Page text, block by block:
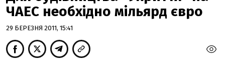
ЧАЕС необхідно мільярд євро
29 БЕРЕЗНЯ 2011, 15:41